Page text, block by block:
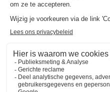
Joossesweg 3 - 4361
Praktische informatie
Vuurwerk verboden
NRA